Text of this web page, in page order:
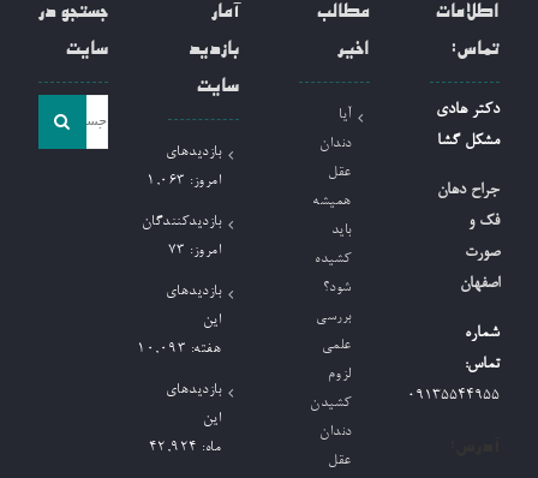
اطلاعات
تماس:
دکتر هادی
مشکل گشا
جراح دهان
فک و
صورت
اصفهان
شماره
تماس:
09135544955
مطالب
اخیر
آیا
دندان
عقل
همیشه
باید
کشیده
شود؟
بررسی
علمی
لزوم
کشیدن
دندان
عقل
آمار
بازدید
سایت
بازدیدهای
امروز: 1,063
بازدیدکنندگان
امروز: 73
بازدیدهای
این
هفته: 10,093
بازدیدهای
این
ماه: 42,924
جستجو در
سایت